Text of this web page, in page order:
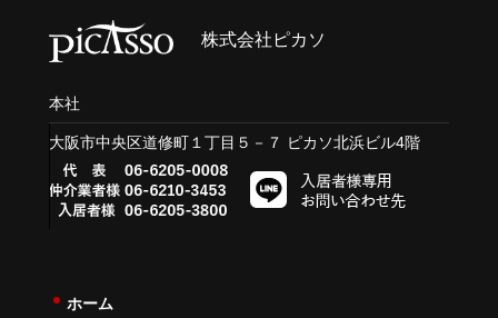
株式会社ピカソ
本社
大阪市中央区道修町１丁目５－７ ピカソ北浜ビル4階
ホーム